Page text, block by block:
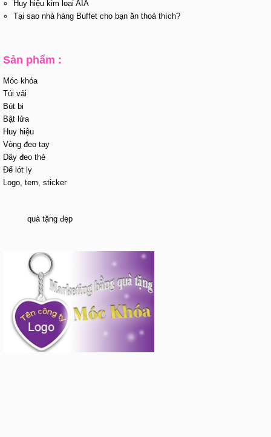
Huy hiệu kim loại AIA
Tại sao nhà hàng Buffet cho bạn ăn thoả thích?
Sản phẩm :
Móc khóa
Túi vải
Bút bi
Bật lửa
Huy hiệu
Vòng đeo tay
Dây đeo thẻ
Đế lót ly
Logo, tem, sticker
quà tặng đẹp